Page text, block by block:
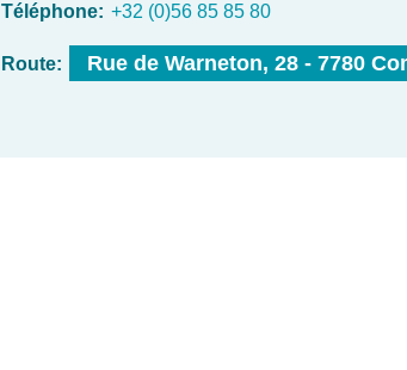
Téléphone +32 (0)56 85 85 80
Route Rue de Warneton, 28 - 7780